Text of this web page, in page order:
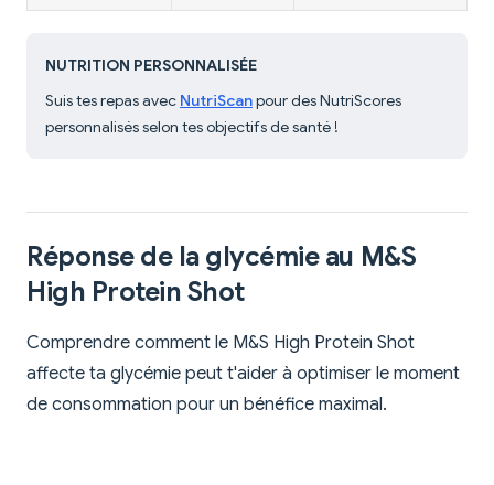
NUTRITION PERSONNALISÉE
Suis tes repas avec NutriScanpour des NutriScores
personnalisés selon tes objectifs de santé !
Réponse de la glycémie au M&S
High Protein Shot
Comprendre comment le M&S High Protein Shot
affecte ta glycémie peut t'aider à optimiser le moment
de consommation pour un bénéfice maximal.